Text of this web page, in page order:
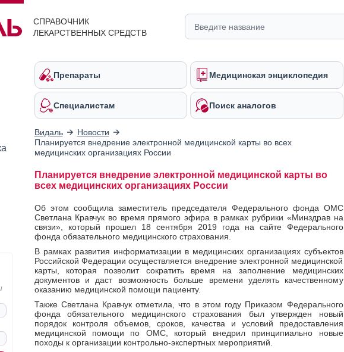
СПРАВОЧНИК
ЛЕКАРСТВЕННЫХ СРЕДСТВ
Препараты Медицинская энциклопедия
Специалистам Поиск аналогов
Видаль
Новости
Планируется внедрение электронной медицинской карты во всех
медицинских организациях России
Планируется внедрение электронной медицинской карты во
всех медицинских организациях России
Об этом сообщила заместитель председателя Федерального фонда ОМС
Светлана Кравчук во время прямого эфира в рамках рубрики «Минздрав на
связи», который прошел 18 сентября 2019 года на сайте Федерального
фонда обязательного медицинского страхования.
В рамках развития информатизации в медицинских организациях субъектов
Российской Федерации осуществляется внедрение электронной медицинской
карты, которая позволит сократить время на заполнение медицинских
документов и даст возможность больше времени уделять качественному
оказанию медицинской помощи пациенту.
Также Светлана Кравчук отметила, что в этом году Приказом Федерального
фонда обязательного медицинского страхования был утвержден новый
порядок контроля объемов, сроков, качества и условий предоставления
медицинской помощи по ОМС, который внедрил принципиально новые
походы к организации контрольно-экспертных мероприятий.